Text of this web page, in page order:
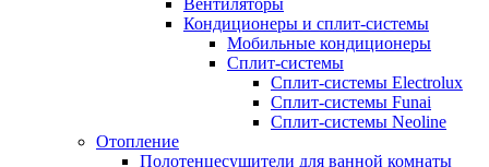
Вентиляторы
Кондиционеры и сплит-системы
Мобильные кондиционеры
Сплит-системы
Сплит-системы Electrolux
Сплит-системы Funai
Сплит-системы Neoline
Отопление
Полотенцесушители для ванной комнаты